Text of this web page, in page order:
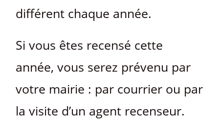
différent chaque année.
Si vous êtes recensé cette
année, vous serez prévenu par
votre mairie : par courrier ou par
la visite d’un agent recenseur.